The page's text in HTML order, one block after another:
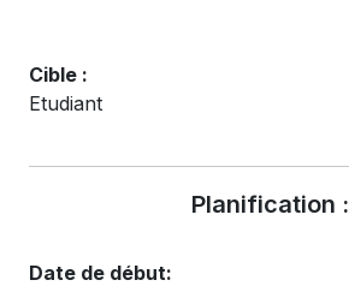
Cible :
Etudiant
Planification :
Date de début: